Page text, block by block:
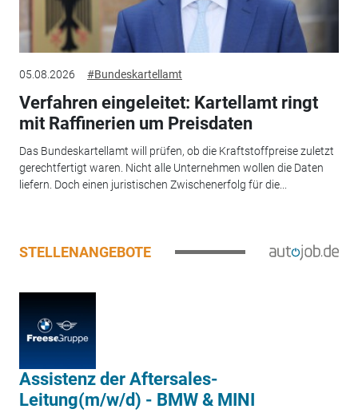
05.08.2026 #Bundeskartellamt
Verfahren eingeleitet: Kartellamt ringt
mit Raffinerien um Preisdaten
Das Bundeskartellamt will prüfen, ob die Kraftstoffpreise zuletzt
gerechtfertigt waren. Nicht alle Unternehmen wollen die Daten
liefern. Doch einen juristischen Zwischenerfolg für die...
STELLENANGEBOTE
Assistenz der Aftersales-
Leitung(m/w/d) - BMW & MINI